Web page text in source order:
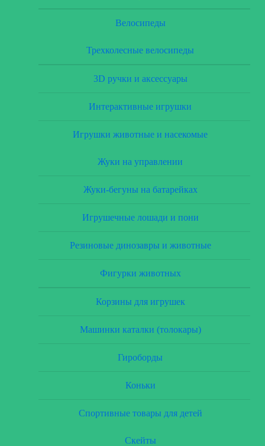
Велосипеды
Трехколесные велосипеды
3D ручки и аксессуары
Интерактивные игрушки
Игрушки животные и насекомые
Жуки на управлении
Жуки-бегуны на батарейках
Игрушечные лошади и пони
Резиновые динозавры и животные
Фигурки животных
Корзины для игрушек
Машинки каталки (толокары)
Гироборды
Коньки
Спортивные товары для детей
Скейты